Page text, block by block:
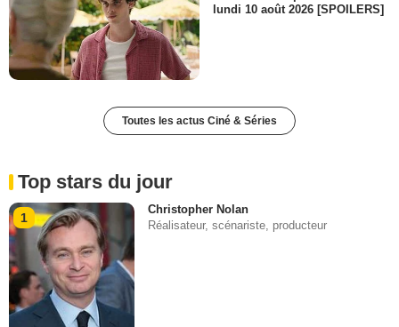
lundi 10 août 2026 [SPOILERS]
Toutes les actus Ciné & Séries
Top stars du jour
1
Christopher Nolan
Réalisateur, scénariste, producteur